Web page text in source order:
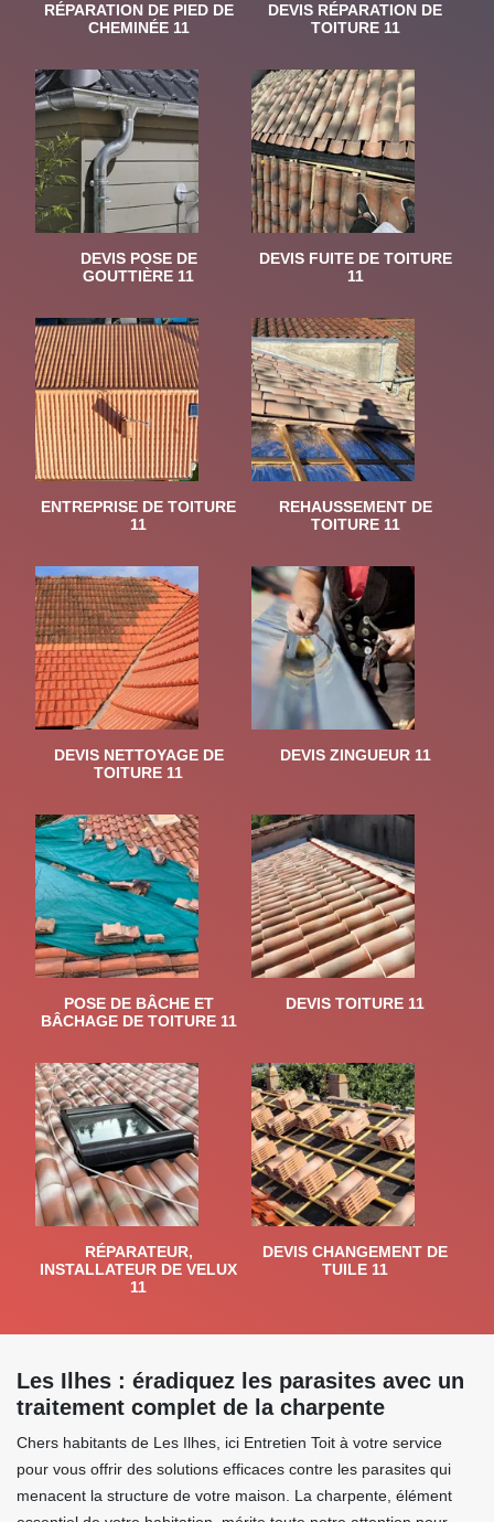
RÉPARATION DE PIED DE
CHEMINÉE 11
DEVIS RÉPARATION DE
TOITURE 11
DEVIS POSE DE
GOUTTIÈRE 11
DEVIS FUITE DE TOITURE
11
ENTREPRISE DE TOITURE
11
REHAUSSEMENT DE
TOITURE 11
DEVIS NETTOYAGE DE
TOITURE 11
DEVIS ZINGUEUR 11
POSE DE BÂCHE ET
BÂCHAGE DE TOITURE 11
DEVIS TOITURE 11
RÉPARATEUR,
INSTALLATEUR DE VELUX
11
DEVIS CHANGEMENT DE
TUILE 11
Les Ilhes : éradiquez les parasites avec un
traitement complet de la charpente
Chers habitants de Les Ilhes, ici Entretien Toit à votre service
pour vous offrir des solutions efficaces contre les parasites qui
menacent la structure de votre maison. La charpente, élément